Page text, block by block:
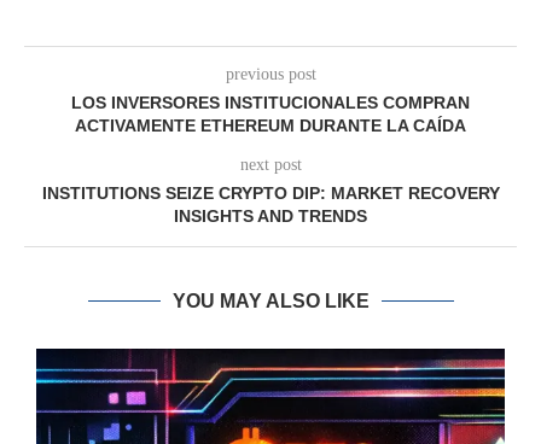
previous post
LOS INVERSORES INSTITUCIONALES COMPRAN
ACTIVAMENTE ETHEREUM DURANTE LA CAÍDA
next post
INSTITUTIONS SEIZE CRYPTO DIP: MARKET RECOVERY
INSIGHTS AND TRENDS
YOU MAY ALSO LIKE